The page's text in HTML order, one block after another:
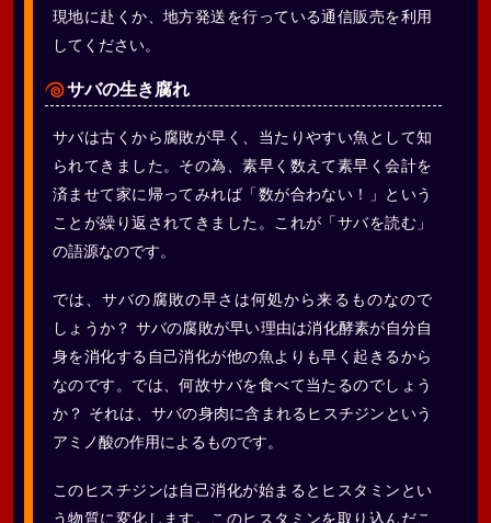
現地に赴くか、地方発送を行っている通信販売を利用
してください。
サバの生き腐れ
サバは古くから腐敗が早く、当たりやすい魚として知
られてきました。その為、素早く数えて素早く会計を
済ませて家に帰ってみれば「数が合わない！」という
ことが繰り返されてきました。これが「サバを読む」
の語源なのです。
では、サバの腐敗の早さは何処から来るものなので
しょうか？ サバの腐敗が早い理由は消化酵素が自分自
身を消化する自己消化が他の魚よりも早く起きるから
なのです。では、何故サバを食べて当たるのでしょう
か？ それは、サバの身肉に含まれるヒスチジンという
アミノ酸の作用によるものです。
このヒスチジンは自己消化が始まるとヒスタミンとい
う物質に変化します。このヒスタミンを取り込んだこ